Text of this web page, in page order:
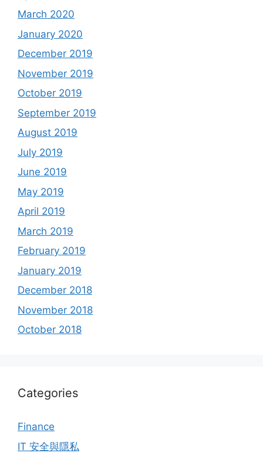
March 2020
January 2020
December 2019
November 2019
October 2019
September 2019
August 2019
July 2019
June 2019
May 2019
April 2019
March 2019
February 2019
January 2019
December 2018
November 2018
October 2018
Categories
Finance
IT 安全與隱私